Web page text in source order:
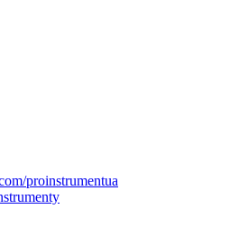
proinstrumentua